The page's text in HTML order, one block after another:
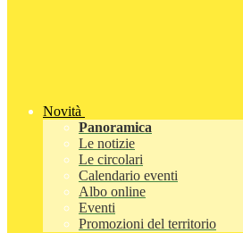
Novità
Panoramica
Le notizie
Le circolari
Calendario eventi
Albo online
Eventi
Promozioni del territorio